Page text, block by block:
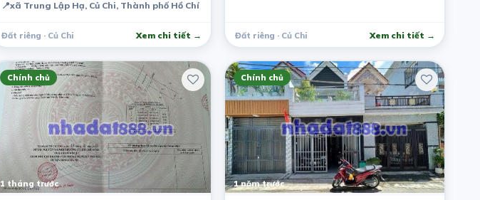
📍xã Trung Lập Hạ, Củ Chi, Thành phố Hồ Chí Minh, Việt Nam
Đất riêng · Củ Chi Xem chi tiết → Đất riêng · Củ Chi Xem chi tiết →
Chính chủ
1 tháng trước
Chính chủ
1 năm trước